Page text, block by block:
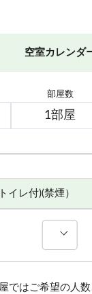
空室カレンダ
部屋数
イレ付)(禁煙）
ではご希望の人